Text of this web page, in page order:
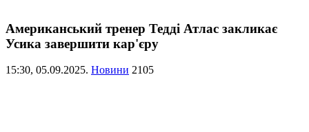
Американський тренер Тедді Атлас закликає
Усика завершити кар'єру
15:30, 05.09.2025. Новини 2105